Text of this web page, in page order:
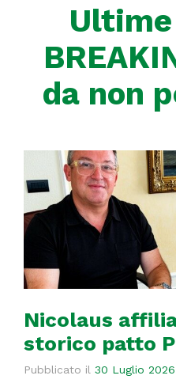
da non
Nicolaus
storico patto
Pubblicato il 30 Luglio 2026